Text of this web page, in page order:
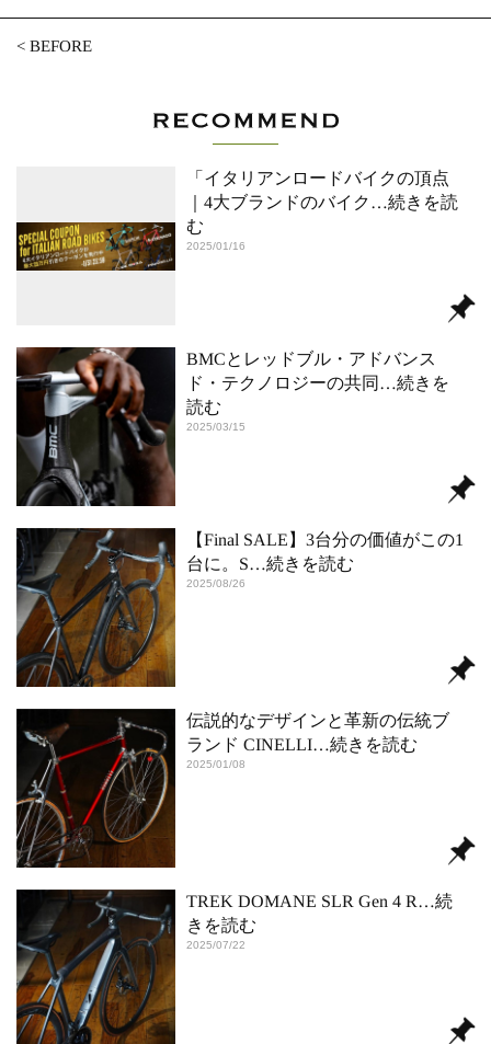
<BEFORE
「イタリアンロードバイクの頂点
｜4大ブランドのバイク …続きを読
む
2025/01/16
BMCとレッドブル・アドバンス
ド・テクノロジーの共同 …続きを
読む
2025/03/15
【Final SALE】3台分の価値がこの1
台に。S…続きを読む
2025/08/26
伝説的なデザインと革新の伝統ブ
ランド CINELLI…続きを読む
2025/01/08
TREK DOMANE SLR Gen 4 R …続
きを読む
2025/07/22